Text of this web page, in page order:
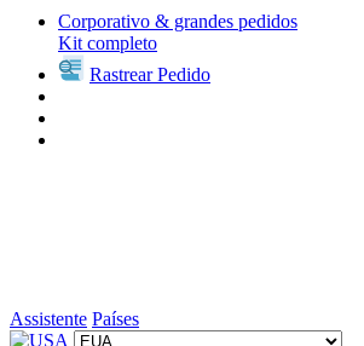
Corporativo & grandes pedidos
Kit completo
Rastrear Pedido
Assistente Países